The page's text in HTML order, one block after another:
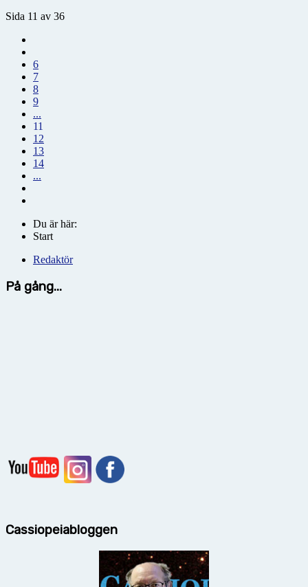
Sida 11 av 36
6
7
8
9
...
11
12
13
14
...
Du är här:
Start
Redaktör
På gång...
Cassiopeiabloggen